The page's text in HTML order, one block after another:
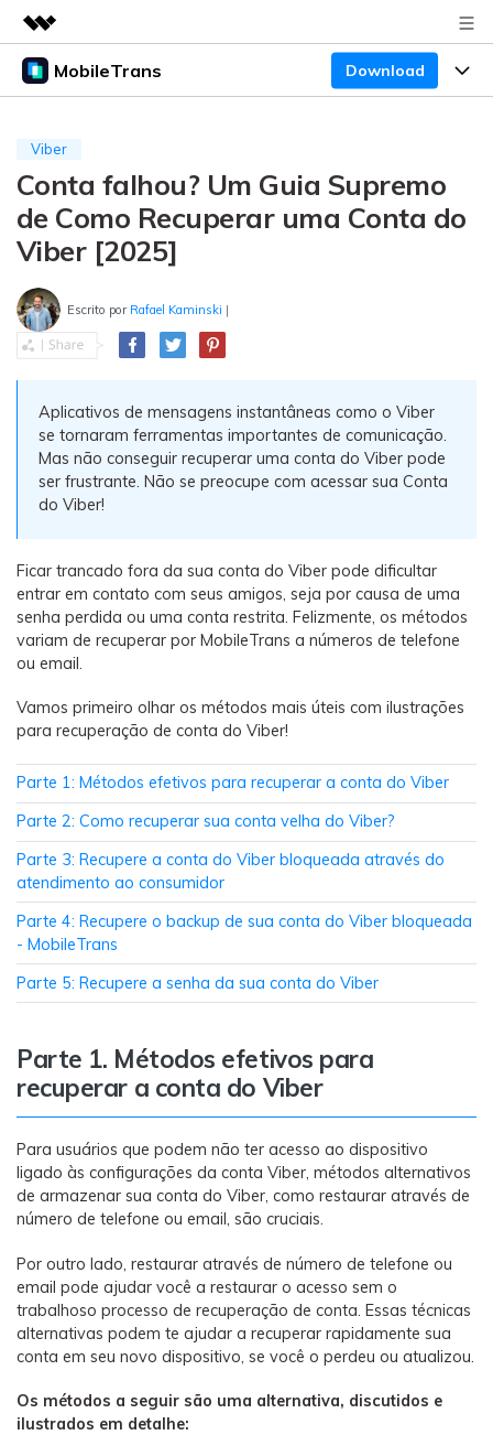
Produtos em destaque
Utilitários
Soluções
Sobre nós
Sala de imprensa
Loja
Suporte
MobileTrans Download
Desktop
Transferência do WhatsApp
Transferência de celular
de celular para outro, celular para computador e
vice-versa.
Backup e restauração
backups facilmente.
Recuperar visulização única de WhatsApp
Recupere todas as mídias de visulização única do
WhatsApp — fotos, vídeos e mensagens de voz.
App
Mutsapper
Transferir dados do WhatsApp e WhatsApp
Business sem redefinição de fábrica.
MobileTrans App
Transferir dados do telefone, dados do
Preços
Preços para Windows
Preços para empresas
Preços Educacionais
Centro de apoio
Mais suporte
Blogs
Temas em Destaque
Temas em Destaque
Concursos e eventos
Download
Viber
Conta falhou? Um Guia Supremo
de Como Recuperar uma Conta do
Viber [2025]
Escrito por Rafael Kaminski |
Aplicativos de mensagens instantâneas como o Viber
se tornaram ferramentas importantes de comunicação.
Mas não conseguir recuperar uma conta do Viber pode
ser frustrante. Não se preocupe com acessar sua Conta
do Viber!
Ficar trancado fora da sua conta do Viber pode dificultar
entrar em contato com seus amigos, seja por causa de uma
senha perdida ou uma conta restrita. Felizmente, os métodos
variam de recuperar por MobileTrans a números de telefone
ou email.
Vamos primeiro olhar os métodos mais úteis com ilustrações
para recuperação de conta do Viber!
Parte 1: Métodos efetivos para recuperar a conta do Viber
Parte 2: Como recuperar sua conta velha do Viber?
Parte 3: Recupere a conta do Viber bloqueada através do
atendimento ao consumidor
Parte 4: Recupere o backup de sua conta do Viber bloqueada
- MobileTrans
Parte 5: Recupere a senha da sua conta do Viber
Parte 1. Métodos efetivos para
recuperar a conta do Viber
Para usuários que podem não ter acesso ao dispositivo
ligado às configurações da conta Viber, métodos alternativos
de armazenar sua conta do Viber, como restaurar através de
número de telefone ou email, são cruciais.
Por outro lado, restaurar através de número de telefone ou
email pode ajudar você a restaurar o acesso sem o
trabalhoso processo de recuperação de conta. Essas técnicas
alternativas podem te ajudar a recuperar rapidamente sua
conta em seu novo dispositivo, se você o perdeu ou atualizou.
Os métodos a seguir são uma alternativa, discutidos e
ilustrados em detalhe: